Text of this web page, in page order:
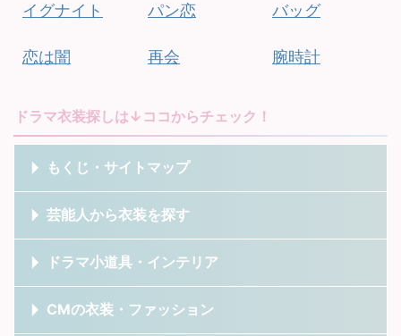
イグナイト
恋は闇
パン恋
再会
バッグ
腕時計
ドラマ衣装探しは↓ココからチェック！
もくじ・サイトマップ
芸能人から衣装を探す
ドラマ小道具・インテリア
CMの衣装・ファッション